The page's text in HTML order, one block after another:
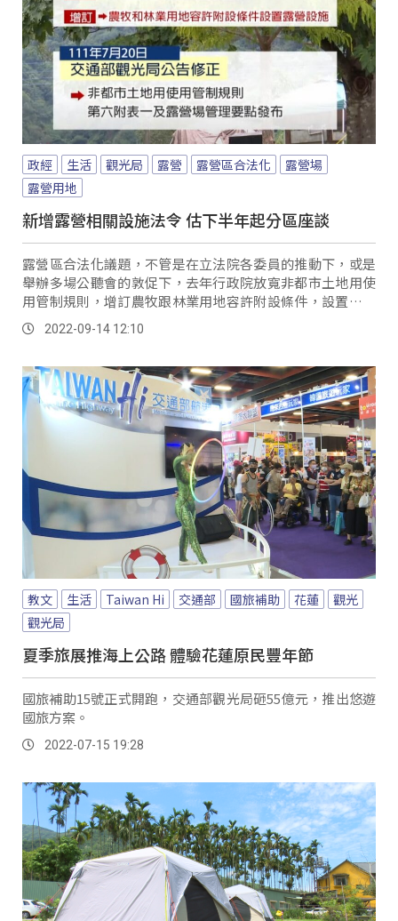
政經 生活 觀光局 露營 露營區合法化
露營場
露營用地
新增露營相關設施法令 估下半年起分區座談
露營區合法化議題，不管是在立法院各委員的推動下，或是
舉辦多場公聽會的敦促下，去年行政院放寬非都市土地用使
用管制規則，增訂農牧跟林業用地容許附設條件，設置露營
設施後，交通部觀光局在今年7月中旬，推出修正...。
2022-09-14 12:10
教文 生活 Taiwan Hi 交通部 國旅補助 花蓮
觀光
觀光局
夏季旅展推海上公路 體驗花蓮原民豐年節
國旅補助15號正式開跑，交通部觀光局砸55億元，推出悠遊
國旅方案。
2022-07-15 19:28